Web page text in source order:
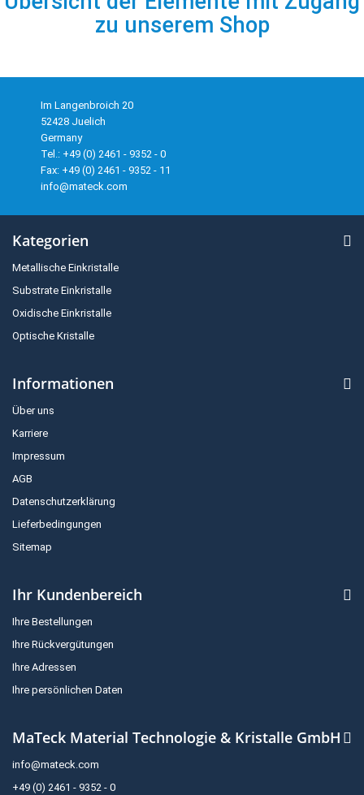
zu unserem Shop
Im Langenbroich 20
52428 Juelich
Germany
Tel.: +49 (0) 2461 - 9352 - 0
Fax: +49 (0) 2461 - 9352 - 11
info@mateck.com
Kategorien
Metallische Einkristalle
Substrate Einkristalle
Oxidische Einkristalle
Optische Kristalle
Informationen
Über uns
Karriere
Impressum
AGB
Datenschutzerklärung
Lieferbedingungen
Sitemap
Ihr Kundenbereich
Ihre Bestellungen
Ihre Rückvergütungen
Ihre Adressen
Ihre persönlichen Daten
MaTeck Material Technologie & Kristalle GmbH
info@mateck.com
+49 (0) 2461 - 9352 - 0